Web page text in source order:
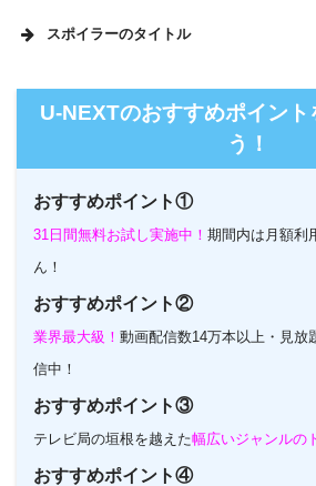
スポイラーのタイトル
U-NEXTのおすすめポイント
う！
おすすめポイント①
31日間無料お試し実施中！ 期間内は月額利
ん！
おすすめポイント②
業界最大級！ 動画配信数14万本以上・見放
信中！
おすすめポイント③
テレビ局の垣根を越えた幅広いジャンルの
おすすめポイント④